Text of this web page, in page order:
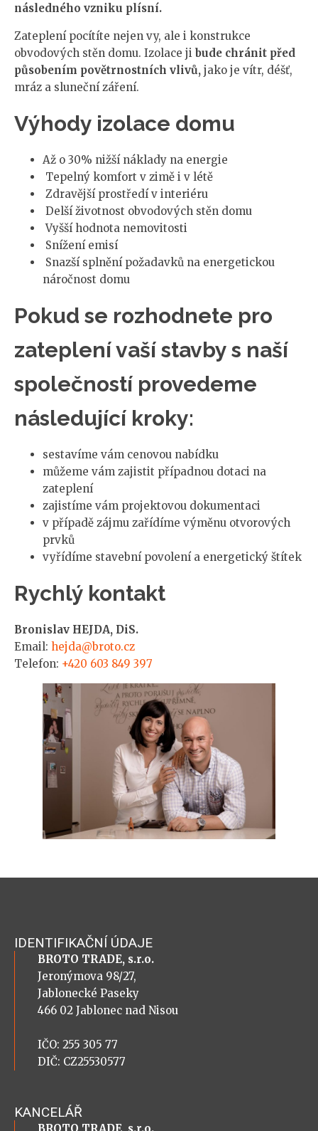
následného vzniku plísní.
Zateplení pocítíte nejen vy, ale i konstrukce
obvodových stěn domu. Izolace ji bude chránit před
působením povětrnostních vlivů, jako je vítr, déšť,
mráz a sluneční záření.
Výhody izolace domu
Až o 30% nižší náklady na energie
Tepelný komfort v zimě i v létě
Zdravější prostředí v interiéru
Delší životnost obvodových stěn domu
Vyšší hodnota nemovitosti
Snížení emisí
Snazší splnění požadavků na energetickou
náročnost domu
Pokud se rozhodnete pro
zateplení vaší stavby s naší
společností provedeme
následující kroky:
sestavíme vám cenovou nabídku
můžeme vám zajistit případnou dotaci na
zateplení
zajistíme vám projektovou dokumentaci
v případě zájmu zařídíme výměnu otvorových
prvků
vyřídíme stavební povolení a energetický štítek
Rychlý kontakt
Bronislav HEJDA, DiS.
Email: hejda@broto.cz
Telefon: +420 603 849 397
IDENTIFIKAČNÍ ÚDAJE
BROTO TRADE, s.r.o.
Jeronýmova 98/27,
Jablonecké Paseky
466 02 Jablonec nad Nisou
IČO: 255 305 77
DIČ: CZ25530577
KANCELÁŘ